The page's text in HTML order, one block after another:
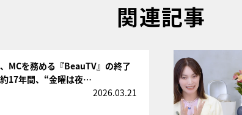
関連記事
MCを務める『BeauTV』の終了
17年間、“金曜は夜…
2026.03.21